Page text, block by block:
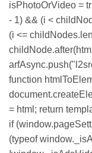
isPhotoOrVideo =
- 1) && (i <
(i <=
function
= html; return
if
(typeof